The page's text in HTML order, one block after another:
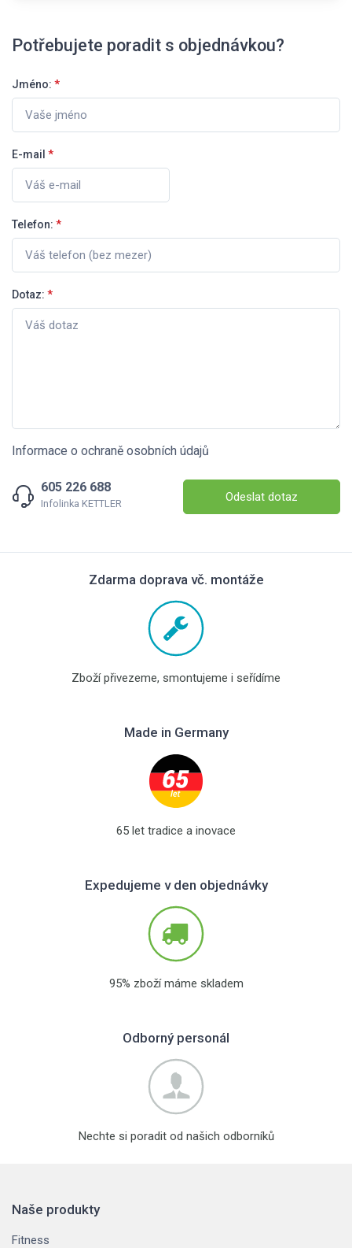
Potřebujete poradit s objednávkou?
Jméno: *
E-mail *
Telefon: *
Dotaz: *
Informace o ochraně osobních údajů
605 226 688
Infolinka KETTLER Odeslat dotaz
Zdarma doprava vč. montáže
Zboží přivezeme, smontujeme i seřídíme
Made in Germany
65 let tradice a inovace
Expedujeme v den objednávky
95% zboží máme skladem
Odborný personál
Nechte si poradit od našich odborníků
Naše produkty
Fitness